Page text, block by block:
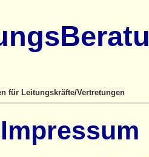
für Leitungskräfte/Vertretungen